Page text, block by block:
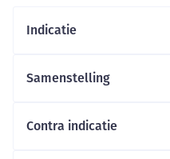
Indicatie
Samenstelling
Contra indicatie